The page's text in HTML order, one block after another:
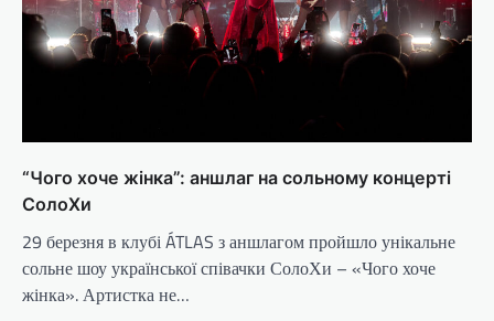
“Чого хоче жінка”: аншлаг на сольному концерті
СолоХи
29 березня в клубі ÁTLAS з аншлагом пройшло унікальне
сольне шоу української співачки СолоХи – «Чого хоче
жінка». Артистка не…